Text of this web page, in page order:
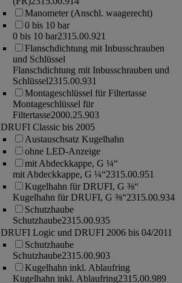
Manometer (Anschl. waagerecht)
0 bis 10 bar
0 bis 10 bar2315.00.921
Flanschdichtung mit Inbusschrauben
und Schlüssel
Flanschdichtung mit Inbusschrauben und
Schlüssel2315.00.931
Montageschlüssel für Filtertasse
Montageschlüssel für
Filtertasse2000.25.903
DRUFI Classic bis 2005
Austauschsatz Kugelhahn
ohne LED-Anzeige
mit Abdeckkappe, G ¼“
mit Abdeckkappe, G ¼“2315.00.951
Kugelhahn für DRUFI, G ⅜“
Kugelhahn für DRUFI, G ⅜“2315.00.934
Schutzhaube
Schutzhaube2315.00.935
DRUFI Logic und DRUFI 2006 bis 04/2011
Schutzhaube
Schutzhaube2315.00.903
Kugelhahn inkl. Ablaufring
Kugelhahn inkl. Ablaufring2315.00.989